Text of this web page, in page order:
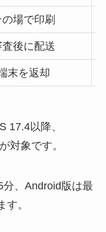
の場で印刷
査後に配送
末を返却
17.4以降、
対象です。
、Android版は最
。